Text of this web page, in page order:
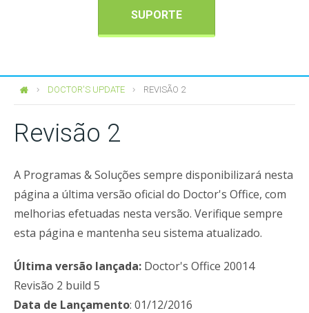
SUPORTE
DOCTOR'S UPDATE REVISÃO 2
Revisão 2
A Programas & Soluções sempre disponibilizará nesta
página a última versão oficial do Doctor's Office, com
melhorias efetuadas nesta versão. Verifique sempre
esta página e mantenha seu sistema atualizado.
Última versão lançada: Doctor's Office 20014
Revisão 2 build 5
Data de Lançamento: 01/12/2016